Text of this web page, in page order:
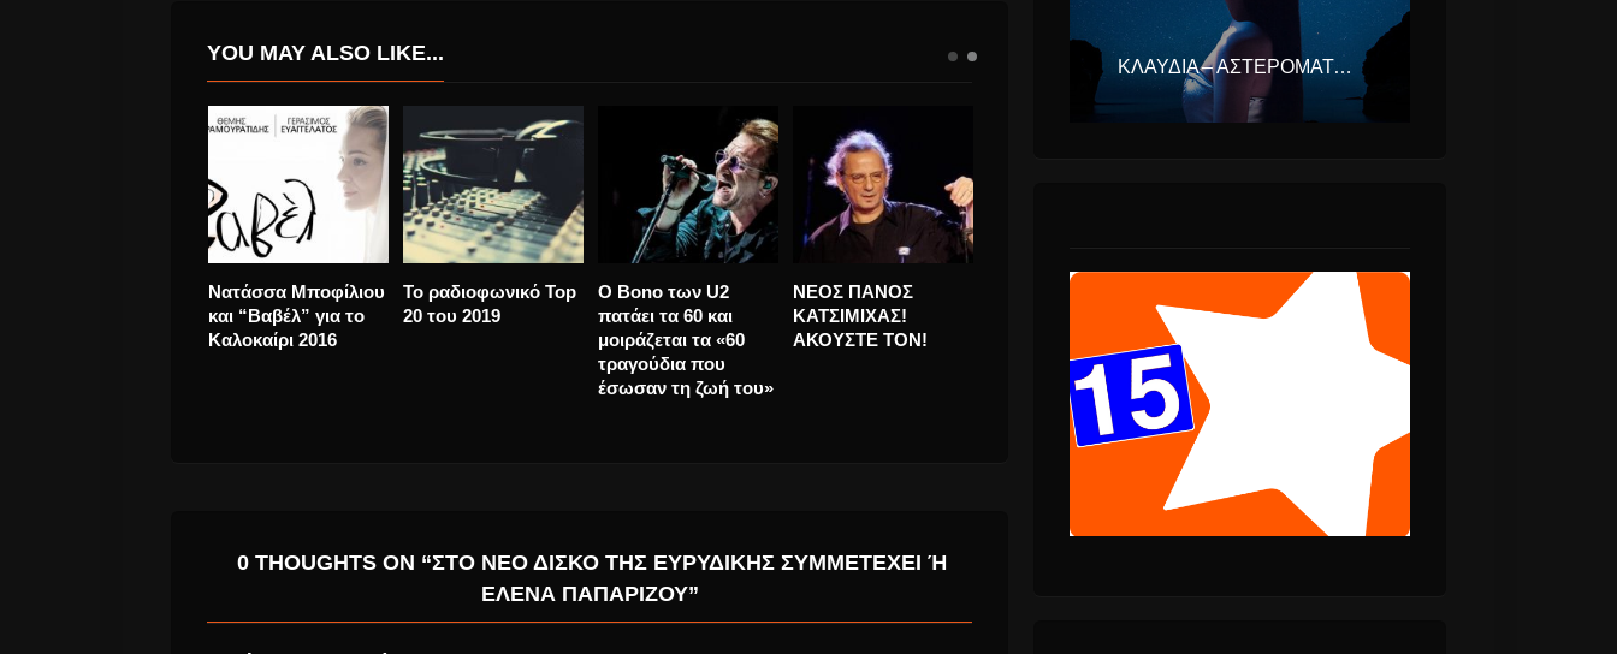
YOU MAY ALSO LIKE...
Μάριος Φραγκούλης
και Γιώργος Περρής
το Σάββατο 18
Νίκος
Οικονομόπουλος
Νατάσσα Μποφίλιου
και “Βαβέλ” για το
Καλοκαίρι 2016
Το ραδιοφωνικό Top
20 του 2019
τραγούδια που
έσωσαν τη ζωή του»
ΝΕΟΣ ΠΑΝΟΣ
ΚΑΤΣΙΜΙΧΑΣ!
0 THOUGHTS ON “ΣΤΟ ΝΈΟ ΔΊΣΚΟ ΤΗΣ ΕΥΡΥΔΊΚΗΣ ΣΥΜΜΕΤΈΧΕΙ Ή Έ
ΛΕΝΑ ΠΑΠΑΡΊΖΟΥ”
ΚΛΑΥΔΊΑ – ΑΣΤΕΡΟΜΆΤΑ (EUROVISION ΕΛΛΆΔΑ 2025)